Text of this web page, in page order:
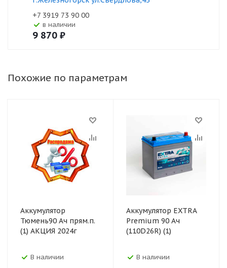
+7 3919 73 90 00
В наличии
9 870 ₽
Похожие по параметрам
Аккумулятор
Тюмень90 Ач прям.п.
(1) АКЦИЯ 2024г
В наличии
Аккумулятор EXTRA
Premium 90 Ач
(110D26R) (1)
В наличии